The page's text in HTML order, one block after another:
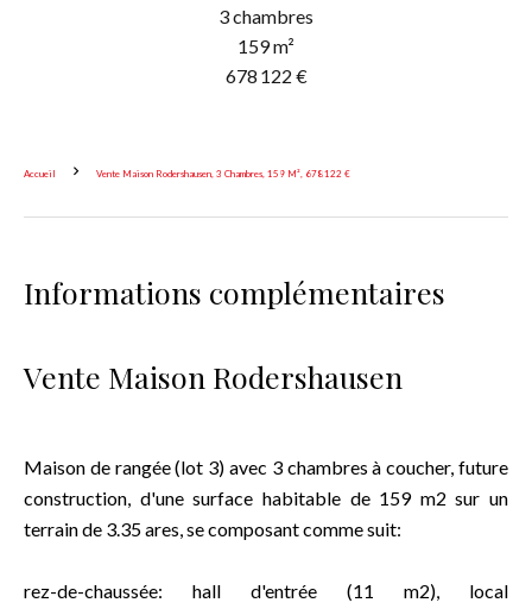
3 chambres
159 m²
678 122 €
Accueil Vente Maison Rodershausen, 3 Chambres, 159 M², 678 122 €
Informations complémentaires
Vente Maison Rodershausen
Maison de rangée (lot 3) avec 3 chambres à coucher, future
construction, d'une surface habitable de 159 m2 sur un
terrain de 3.35 ares, se composant comme suit:
rez-de-chaussée: hall d'entrée (11 m2), local